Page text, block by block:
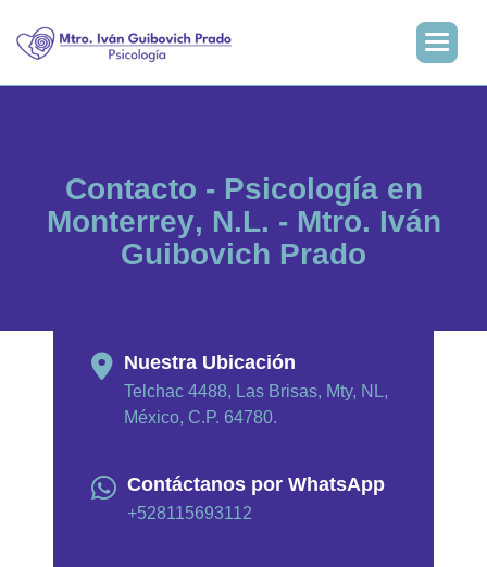
Contacto - Psicología en
Monterrey, N.L. - Mtro. Iván
Guibovich Prado
Nuestra Ubicación
Telchac 4488, Las Brisas, Mty, NL,
México, C.P. 64780.
Contáctanos por WhatsApp
+528115693112